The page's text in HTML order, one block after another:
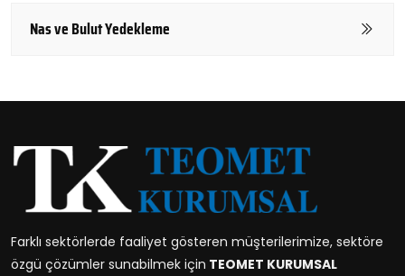
Nas ve Bulut Yedekleme
Farklı sektörlerde faaliyet gösteren müşterilerimize, sektöre
özgü çözümler sunabilmek için TEOMET KURUMSAL